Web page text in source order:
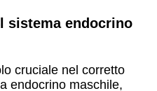
sistema endocrino
cruciale nel corretto
endocrino maschile,